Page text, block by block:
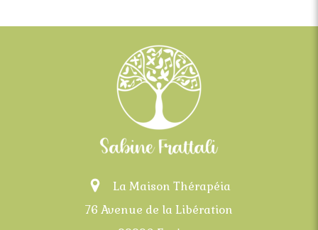
La Maison Thérapéia
76 Avenue de la Libération